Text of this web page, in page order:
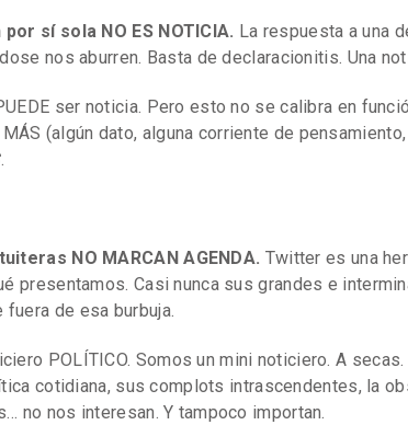
sí sola NO ES NOTICIA. La respuesta a una
nos aburren. Basta de declaracionitis. Una
ser noticia. Pero esto no se calibra en
MÁS (algún dato, alguna corriente de
.
NO MARCAN AGENDA. Twitter es una
presentamos. Casi nunca sus grandes e
de esa burbuja.
POLÍTICO. Somos un mini noticiero. A
cotidiana, sus complots intrascendentes, la
no nos interesan. Y tampoco importan.